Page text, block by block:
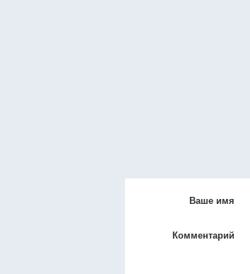
Ваше имя
Комментарий